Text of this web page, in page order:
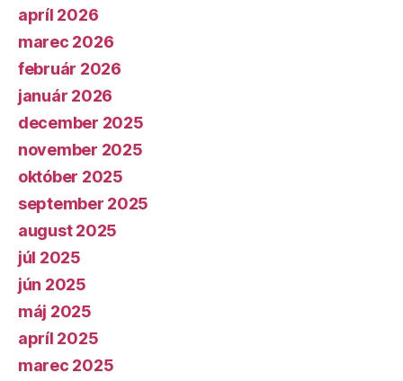
apríl 2026
marec 2026
február 2026
január 2026
december 2025
november 2025
október 2025
september 2025
august 2025
júl 2025
jún 2025
máj 2025
apríl 2025
marec 2025